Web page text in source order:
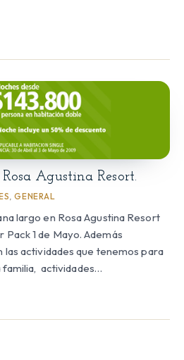
Agustina Resort.
,GENERAL
largo en Rosa Agustina Resort
1 de Mayo. Además
actividades que tenemos para
actividades…